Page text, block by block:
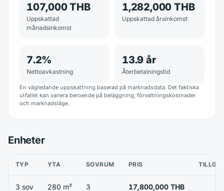
107,000 THB
Uppskattad
månadsinkomst
1,282,000 THB
Uppskattad årsinkomst
7.2%
Nettoavkastning
13.9 år
Återbetalningstid
En vägledande uppskattning baserad på marknadsdata. Det faktiska
utfallet kan variera beroende på beläggning, förvaltningskostnader
och marknadsläge.
Enheter
TYP YTA SOVRUM PRIS
3 sov 280 m² 3 17,800,000 THB